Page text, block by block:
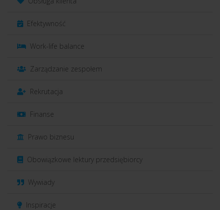
Efektywność
Work-life balance
Zarządzanie zespołem
Rekrutacja
Finanse
Prawo biznesu
Obowiązkowe lektury przedsiębiorcy
Wywiady
Inspiracje